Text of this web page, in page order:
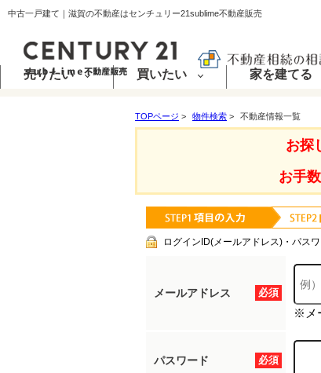
中古一戸建て｜滋賀の不動産はセンチュリー21sublime不動産販売
売りたい 買いたい 家を建てる
TOPページ > 物件検索 > 不動産情報一覧
お探
お手
ログインID(メールアドレス)・パス
必須
メールアドレス
※メ
必須
パスワード